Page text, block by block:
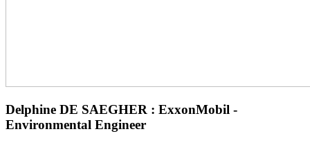
Delphine DE SAEGHER : ExxonMobil -
Environmental Engineer